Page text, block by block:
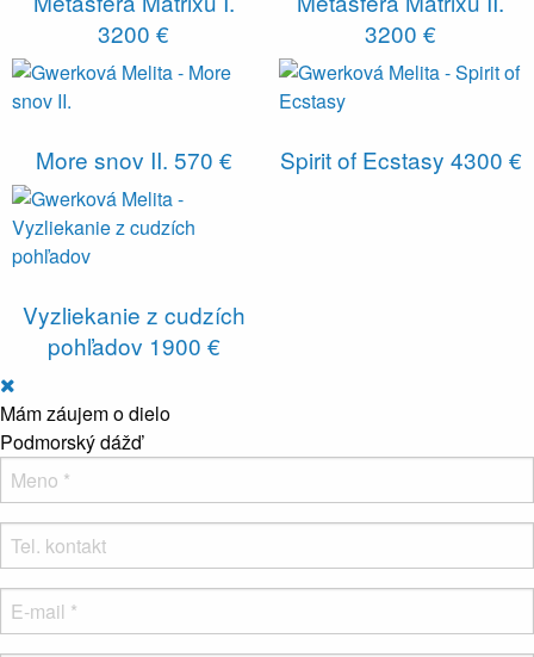
3200 €
3200 €
More snov II. 570 € Spirit of Ecstasy 4300 €
Vyzliekanie z cudzích
pohľadov 1900 €
Mám záujem o dielo
Podmorský dážď